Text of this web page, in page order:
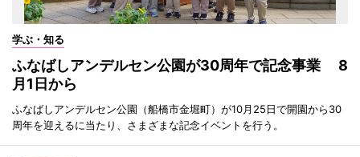
学ぶ・知る
ふなばしアンデルセン公園が30周年で記念事業 8
月1日から
ふなばしアンデルセン公園（船橋市金堀町）が10月25日で開園から30
周年を迎えるに当たり、さまざまな記念イベントを行う。